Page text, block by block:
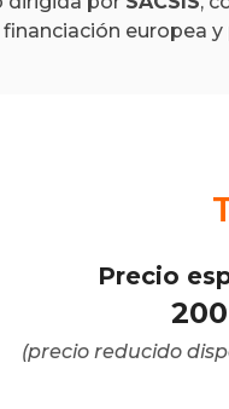
europea
Precio
(precio reducido